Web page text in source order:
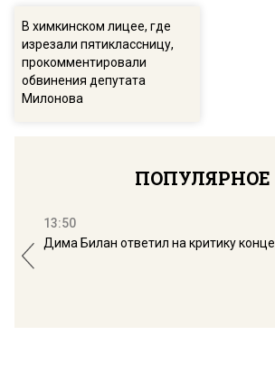
В химкинском лицее, где
изрезали пятиклассницу,
прокомментировали
обвинения депутата
Милонова
ПОПУЛЯРНОЕ
13:50
Дима Билан ответил на критику